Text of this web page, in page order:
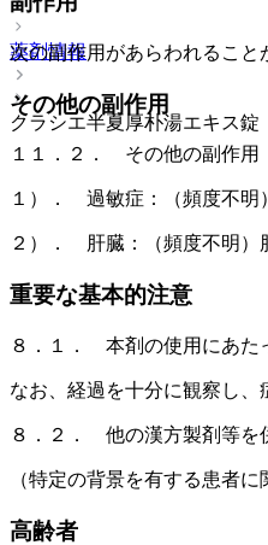
薬剤情報
クラシエ半夏厚朴湯エキス錠
次の副作用があらわれるこ
その他の副作用
１１．２． その他の副作用
１）． 過敏症：（頻度不明
２）． 肝臓：（頻度不明）
重要な基本的注意
８．１． 本剤の使用にあた
なお、経過を十分に観察し、
８．２． 他の漢方製剤等を
（特定の背景を有する患者に
高齢者